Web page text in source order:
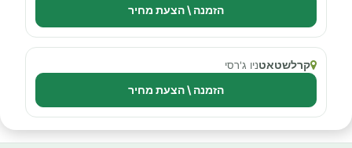
הזמנה \ הצעת מחיר
קרלשטאטניו ג'רסי
הזמנה \ הצעת מחיר